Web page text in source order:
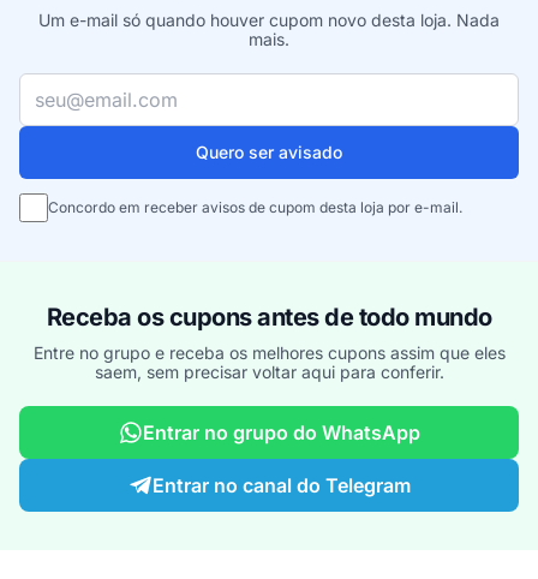
Um e-mail só quando houver cupom novo desta loja. Nada
mais.
Seu e-mail
Quero ser avisado
Concordo em receber avisos de cupom desta loja por e-mail.
Receba os cupons antes de todo mundo
Entre no grupo e receba os melhores cupons assim que eles
saem, sem precisar voltar aqui para conferir.
Entrar no grupo do WhatsApp
Entrar no canal do Telegram